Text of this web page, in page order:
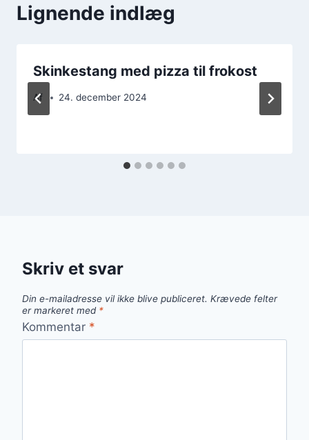
Lignende indlæg
Skinkestang med pizza til frokost
Af 24. december 2024
Skriv et svar
Din e-mailadresse vil ikke blive publiceret. Krævede felter
er markeret med *
Kommentar *